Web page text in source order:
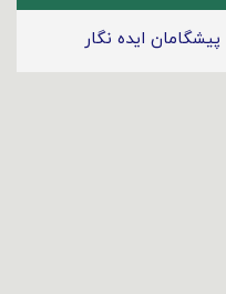
پیشگامان ایده نگار